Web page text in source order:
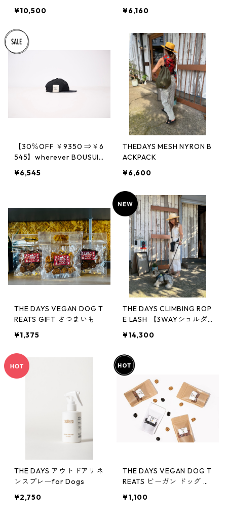
ルデリバリーサービス
¥10,500 ¥6,160
【30％OFF ￥9350 ⇒￥6
545】wherever BOUSUI
¥6,545
THEDAYS MESH NYRON B
ACKPACK
¥6,600
THE DAYS VEGAN DOG T
REATS GIFT さつまいも
¥1,375
THE DAYS CLIMBING ROP
E LASH 【3WAYショルダ
¥14,300
THE DAYS アウトドアリネ
ンスプレーfor Dogs
¥2,750
THE DAYS VEGAN DOG T
REATS ビーガン ドッグ ト
¥1,100